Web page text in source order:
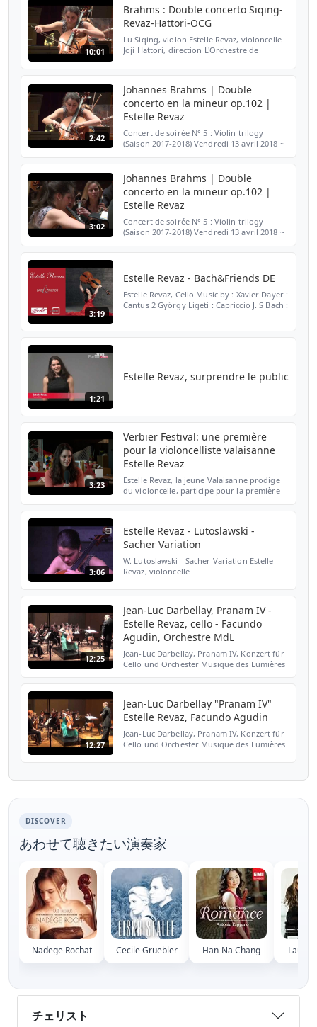
10:01
Brahms : Double concerto Siqing-
Revaz-Hattori-OCG
Lu Siqing, violon Estelle Revaz, violoncelle
Joji Hattori, direction L'Orchestre de
2:42
Johannes Brahms | Double
concerto en la mineur op.102 |
Estelle Revaz
Concert de soirée N° 5 : Violin trilogy
(Saison 2017-2018) Vendredi 13 avril 2018 ~
collaboratio...
3:02
Johannes Brahms | Double
concerto en la mineur op.102 |
Estelle Revaz
Concert de soirée N° 5 : Violin trilogy
(Saison 2017-2018) Vendredi 13 avril 2018 ~
3:19
Estelle Revaz - Bach&Friends DE
Estelle Revaz, Cello Music by : Xavier Dayer :
Cantus 2 György Ligeti : Capriccio J. S Bach :
1:21
Estelle Revaz, surprendre le public
3:23
Verbier Festival: une première
pour la violoncelliste valaisanne
Estelle Revaz
Estelle Revaz, la jeune Valaisanne prodige
du violoncelle, participe pour la première
3:06
Estelle Revaz - Lutoslawski -
Sacher Variation
W. Lutoslawski - Sacher Variation Estelle
Revaz, violoncelle
12:25
Jean-Luc Darbellay, Pranam IV -
Estelle Revaz, cello - Facundo
Agudin, Orchestre MdL
Jean-Luc Darbellay, Pranam IV, Konzert für
Cello und Orchester Musique des Lumières
12:27
Jean-Luc Darbellay "Pranam IV"
Estelle Revaz, Facundo Agudin
Jean-Luc Darbellay, Pranam IV, Konzert für
Cello und Orchester Musique des Lumières
DISCOVER
あわせて聴きたい演奏家
Nadege Rochat Cecile Gruebler Han-Na Chang Laura
チェリスト